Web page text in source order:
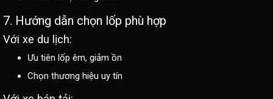
7. Hướng dẫn chọn lốp phù hợp
Với xe du lịch:
Ưu tiên lốp êm, giảm ồn
Chọn thương hiệu uy tín